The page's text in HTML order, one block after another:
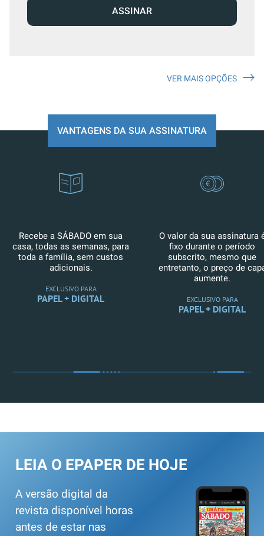
ASSINAR
VER MAIS OPÇÕES
VANTAGENS DA SUA ASSINATURA
Recebe a SÁBADO em sua
casa, todas as semanas, para
toda a família, sem custos
adicionais.
EXCLUSIVO PARA
PAPEL + DIGITAL
O valor da sua assinatura
fixo durante o período
subscrito, mesmo que
entretanto, o preço de
aumente.
EXCLUSIVO PARA
PAPEL + DIGITAL
LEIA O EPAPER DE HOJE
A versão digital da
revista disponível horas
antes de estar nas